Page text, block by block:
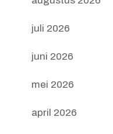
juli 2026
juni 2026
mei 2026
april 2026